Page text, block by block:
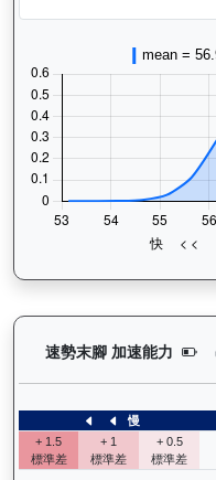
速勢末腳 加速能力
慢
+ 1.5
標準差
+ 1
標準差
+ 0.5
標準差